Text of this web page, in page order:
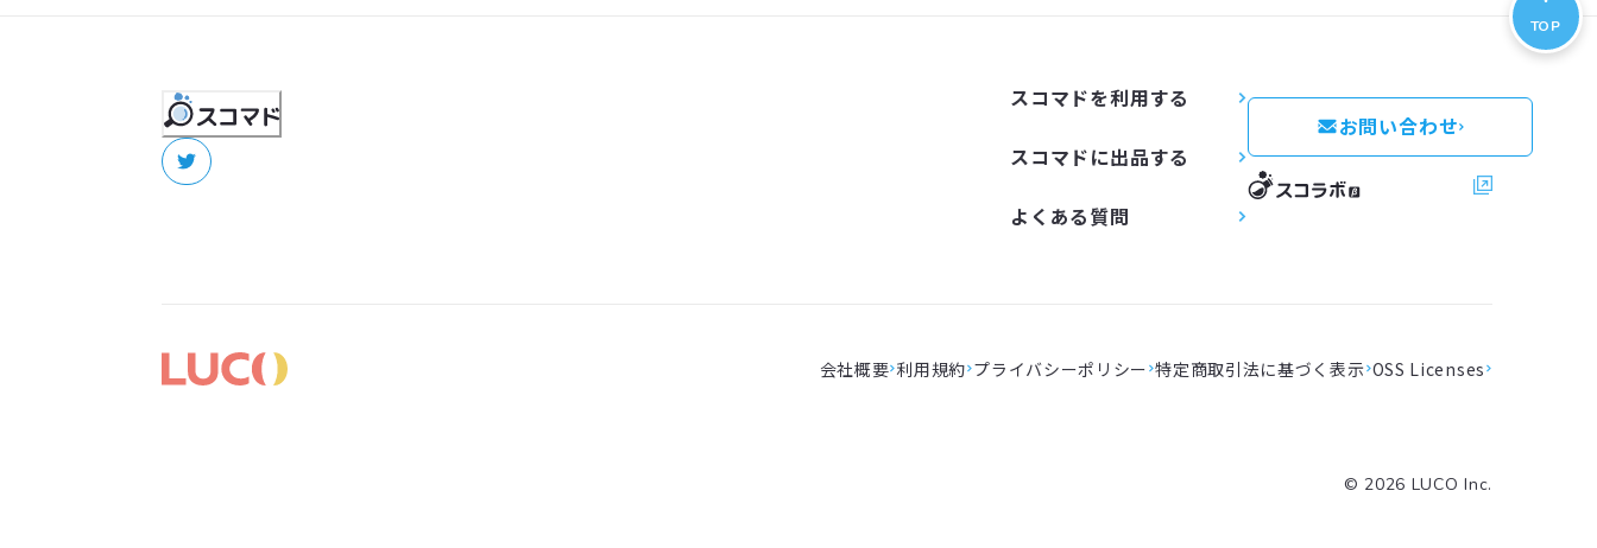
TOP
スコマドを利用する
スコマドに出品する
よくある質問
お問い合わせ
スコラボ
会社概要 利用規約 プライバシーポリシー 特定商取引法に基づく表示 OSS Licenses
© 2026 LUCO Inc.